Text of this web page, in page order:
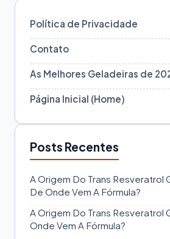
Política de Privacidade
Contato
As Melhores Geladeiras de
Página Inicial (Home)
Posts Recentes
A Origem Do Trans Resveratrol
De Onde Vem A Fórmula?
A Origem Do Trans Resveratrol
Onde Vem A Fórmula?